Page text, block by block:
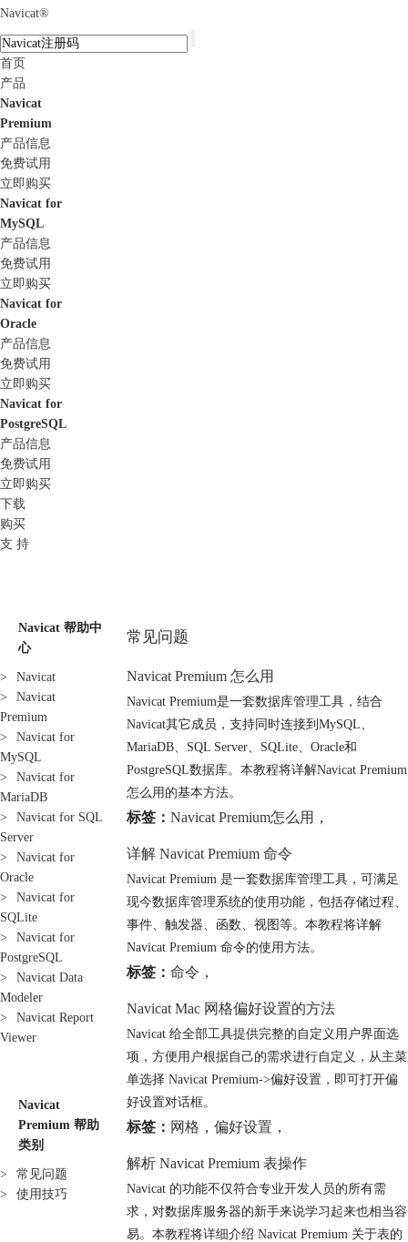
Navicat®
首页
产品
Navicat
Premium
产品信息
免费试用
立即购买
Navicat for
MySQL
产品信息
免费试用
立即购买
Navicat for
Oracle
产品信息
免费试用
立即购买
Navicat for
PostgreSQL
产品信息
免费试用
立即购买
下载
购买
支 持
Navicat 帮助中
心
>
Navicat
>
Navicat
Premium
>
Navicat for
MySQL
>
Navicat for
MariaDB
>
Navicat for SQL
Server
>
Navicat for
Oracle
>
Navicat for
SQLite
>
Navicat for
PostgreSQL
>
Navicat Data
Modeler
>
Navicat Report
Viewer
Navicat
Premium 帮助
类别
>
常见问题
>
使用技巧
常见问题
Navicat Premium 怎么用
Navicat Premium是一套数据库管理工具，结合
Navicat其它成员，支持同时连接到MySQL、
MariaDB、SQL Server、SQLite、Oracle和
PostgreSQL数据库。本教程将详解Navicat Premium
怎么用的基本方法。
标签： Navicat Premium怎么用 ，
详解 Navicat Premium 命令
Navicat Premium 是一套数据库管理工具，可满足
现今数据库管理系统的使用功能，包括存储过程、
事件、触发器、函数、视图等。本教程将详解
Navicat Premium 命令的使用方法。
标签： 命令 ，
Navicat Mac 网格偏好设置的方法
Navicat 给全部工具提供完整的自定义用户界面选
项，方便用户根据自己的需求进行自定义，从主菜
单选择 Navicat Premium->偏好设置，即可打开偏
好设置对话框。
标签： 网格 ， 偏好设置 ，
解析 Navicat Premium 表操作
Navicat 的功能不仅符合专业开发人员的所有需
求，对数据库服务器的新手来说学习起来也相当容
易。本教程将详细介绍 Navicat Premium 关于表的